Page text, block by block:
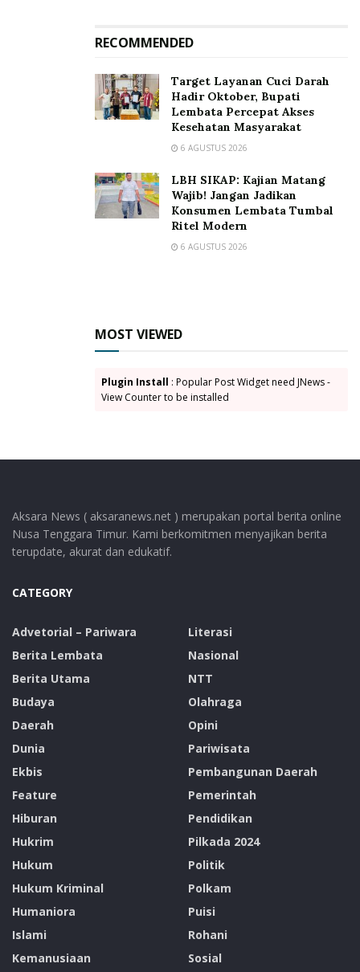
RECOMMENDED
Target Layanan Cuci Darah
Hadir Oktober, Bupati
Lembata Percepat Akses
Kesehatan Masyarakat
6 AGUSTUS 2026
LBH SIKAP: Kajian Matang
Wajib! Jangan Jadikan
Konsumen Lembata Tumbal
Ritel Modern
6 AGUSTUS 2026
MOST VIEWED
Plugin Install : Popular Post Widget need JNews -
View Counter to be installed
Aksara News ( aksaranews.net ) merupakan portal berita online
Nusa Tenggara Timur. Kami berkomitmen menyajikan berita
terupdate, akurat dan edukatif.
CATEGORY
Advetorial – Pariwara
Berita Lembata
Berita Utama
Budaya
Daerah
Dunia
Ekbis
Feature
Hiburan
Hukrim
Hukum
Hukum Kriminal
Humaniora
Islami
Kemanusiaan
Literasi
Nasional
NTT
Olahraga
Opini
Pariwisata
Pembangunan Daerah
Pemerintah
Pendidikan
Pilkada 2024
Politik
Polkam
Puisi
Rohani
Sosial